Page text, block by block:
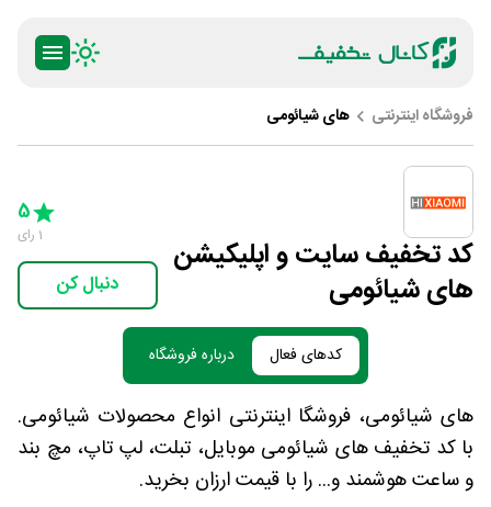
فروشگاه اینترنتی های شیائومی
کد تخفیف سایت و اپلیکیشن
های شیائومی
5 Stars
5
1 رای
دنبال کن
کدهای فعال درباره فروشگاه
های شیائومی، فروشگا اینترنتی انواع محصولات شیائومی.
با کد تخفیف های شیائومی موبایل، تبلت، لپ تاپ، مچ بند
و ساعت هوشمند و... را با قیمت ارزان بخرید.